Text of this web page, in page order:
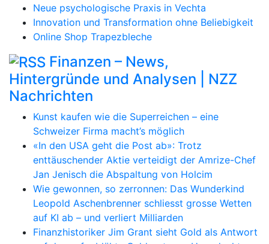
Neue psychologische Praxis in Vechta
Innovation und Transformation ohne Beliebigkeit
Online Shop Trapezbleche
Finanzen – News,
Hintergründe und Analysen | NZZ
Nachrichten
Kunst kaufen wie die Superreichen – eine
Schweizer Firma macht’s möglich
«In den USA geht die Post ab»: Trotz
enttäuschender Aktie verteidigt der Amrize-Chef
Jan Jenisch die Abspaltung von Holcim
Wie gewonnen, so zerronnen: Das Wunderkind
Leopold Aschenbrenner schliesst grosse Wetten
auf KI ab – und verliert Milliarden
Finanzhistoriker Jim Grant sieht Gold als Antwort